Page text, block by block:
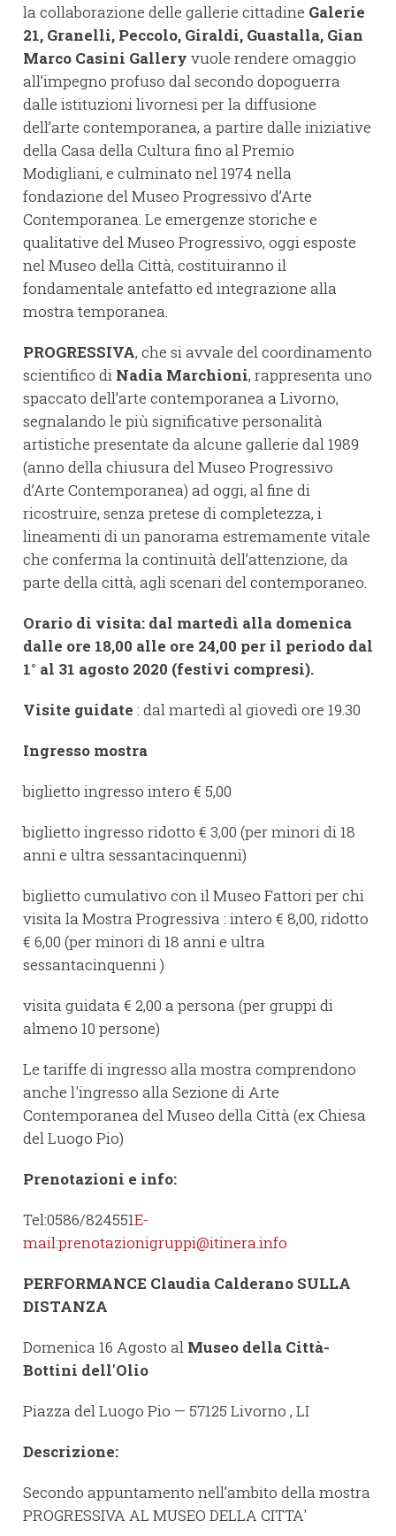
la collaborazione delle gallerie cittadine Galerie
21, Granelli, Peccolo, Giraldi, Guastalla, Gian
Marco Casini Gallery vuole rendere omaggio
all’impegno profuso dal secondo dopoguerra
dalle istituzioni livornesi per la diffusione
dell’arte contemporanea, a partire dalle iniziative
della Casa della Cultura fino al Premio
Modigliani, e culminato nel 1974 nella
fondazione del Museo Progressivo d’Arte
Contemporanea. Le emergenze storiche e
qualitative del Museo Progressivo, oggi esposte
nel Museo della Città, costituiranno il
fondamentale antefatto ed integrazione alla
mostra temporanea.
PROGRESSIVA, che si avvale del coordinamento
scientifico di Nadia Marchioni, rappresenta uno
spaccato dell’arte contemporanea a Livorno,
segnalando le più significative personalità
artistiche presentate da alcune gallerie dal 1989
(anno della chiusura del Museo Progressivo
d’Arte Contemporanea) ad oggi, al fine di
ricostruire, senza pretese di completezza, i
lineamenti di un panorama estremamente vitale
che conferma la continuità dell’attenzione, da
parte della città, agli scenari del contemporaneo.
Orario di visita: dal martedì alla domenica
dalle ore 18,00 alle ore 24,00 per il periodo dal
1° al 31 agosto 2020 (festivi compresi).
Visite guidate : dal martedì al giovedì ore 19.30
Ingresso mostra
biglietto ingresso intero € 5,00
biglietto ingresso ridotto € 3,00 (per minori di 18
anni e ultra sessantacinquenni)
biglietto cumulativo con il Museo Fattori per chi
visita la Mostra Progressiva : intero € 8,00, ridotto
€ 6,00 (per minori di 18 anni e ultra
sessantacinquenni )
visita guidata € 2,00 a persona (per gruppi di
almeno 10 persone)
Le tariffe di ingresso alla mostra comprendono
anche l'ingresso alla Sezione di Arte
Contemporanea del Museo della Città (ex Chiesa
del Luogo Pio)
Prenotazioni e info:
Tel:0586/824551E-
mail:prenotazionigruppi@itinera.info
PERFORMANCE Claudia Calderano SULLA
DISTANZA
Domenica 16 Agosto al Museo della Città-
Bottini dell'Olio
Piazza del Luogo Pio — 57125 Livorno , LI
Descrizione:
Secondo appuntamento nell’ambito della mostra
PROGRESSIVA AL MUSEO DELLA CITTA'